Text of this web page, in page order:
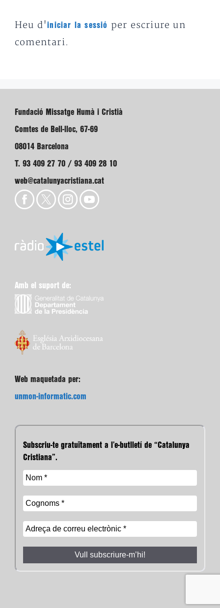
Heu d'iniciar la sessió
per escriure un
comentari.
Fundació Missatge Humà i Cristià
Comtes de Bell-lloc, 67-69
08014 Barcelona
T. 93 409 27 70 / 93 409 28 10
web@catalunyacristiana.cat
Amb el suport de:
Web maquetada per:
unmon-informatic.com
Subscriu-te gratuïtament a l’e-butlletí de “Catalunya
Cristiana”.